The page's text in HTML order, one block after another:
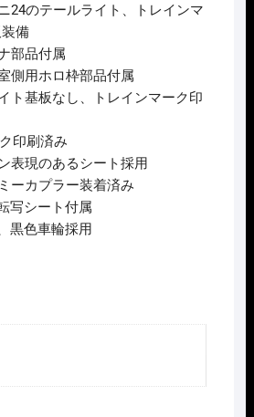
24のテールライト、トレインマ
備
部品付属
側用ホロ枠部品付属
ト基板なし、トレインマーク印
印刷済み
表現のあるシート採用
ーカプラー装着済み
写シート付属
黒色車輪採用